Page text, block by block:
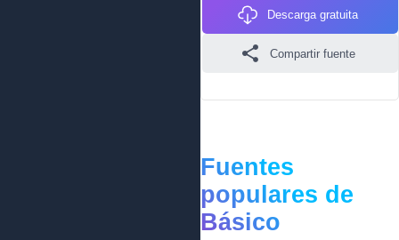
Descarga gratuita
Compartir fuente
Fuentes
populares de
Básico